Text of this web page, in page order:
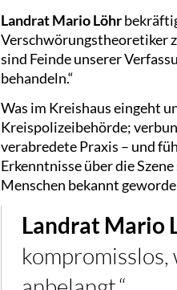
Landrat Mario Löhr
Verschwörungstheoretiker
sind Feinde unserer
behandeln.“
Was im Kreishaus eingeht
Kreispolizeibehörde;
verabredete Praxis – und
Erkenntnisse über die
Menschen bekannt
Landrat Mario